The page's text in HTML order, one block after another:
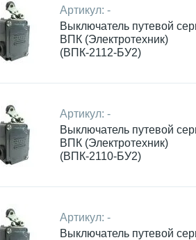
Артикул: -
Выключатель путевой
ВПК (Электротехник)
(ВПК-2112-БУ2)
Артикул: -
Выключатель путевой
ВПК (Электротехник)
(ВПК-2110-БУ2)
Артикул: -
Выключатель путевой